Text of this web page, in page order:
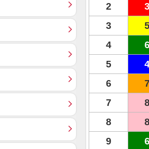
2
3
3
5
4
6
5
6
7
7
8
8
8
9
6